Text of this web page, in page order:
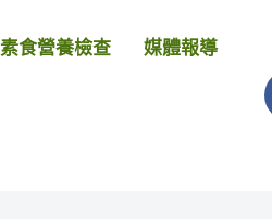
素食營養檢查 媒體報導